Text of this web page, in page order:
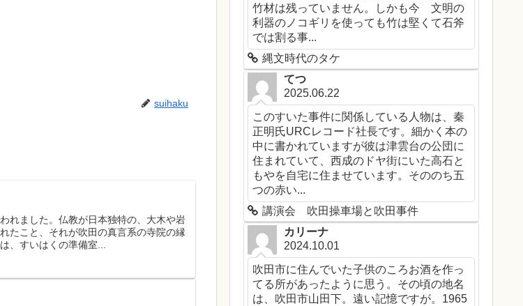
suihaku
れました。仏教が日本独特の、大木や岩
たこと、それが吹田の真言系の寺院の縁
、すいはくの準備室...
竹材は残っていません。しかも今 文明の
利器のノコギリを使っても竹は堅くて石斧
では割る事...
縄文時代のタケ
てつ
2025.06.22
このすいた事件に関係している人物は、秦
正明氏URCレコード社長です。細かく本の
中に書かれていますが彼は津雲台の公団に
住まれていて、西成のドヤ街にいた高石と
もやを自宅に住ませています。そののち五
つの赤い...
講演会 吹田操車場と吹田事件
カリーナ
2024.10.01
吹田市に住んでいた子供のころお酒を作っ
てる所があったように思う。その頃の地名
は、吹田市山田下。遠い記憶ですが。1965